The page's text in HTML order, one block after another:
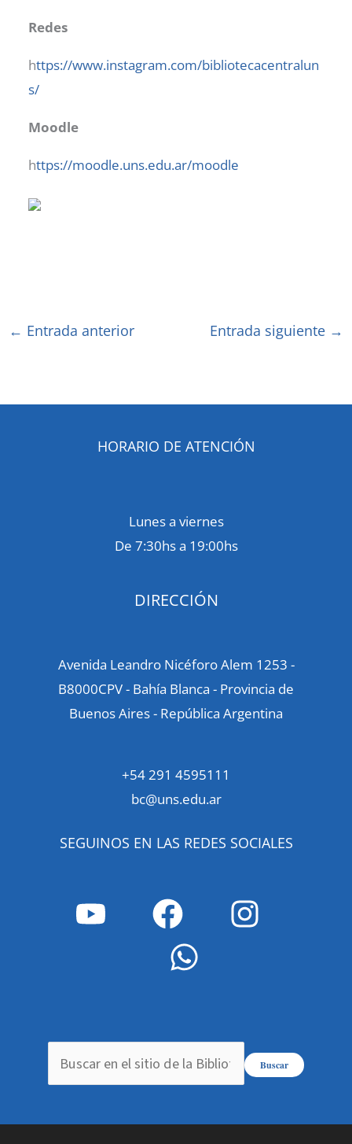
Redes
https://www.instagram.com/bibliotecacentralun
s/
Moodle
https://moodle.uns.edu.ar/moodle
← Entrada anterior Entrada siguiente →
HORARIO DE ATENCIÓN
Lunes a viernes
De 7:30hs a 19:00hs
DIRECCIÓN
Avenida Leandro Nicéforo Alem 1253 -
B8000CPV - Bahía Blanca - Provincia de
Buenos Aires - República Argentina
+54 291 4595111
bc@uns.edu.ar
SEGUINOS EN LAS REDES SOCIALES
Buscar